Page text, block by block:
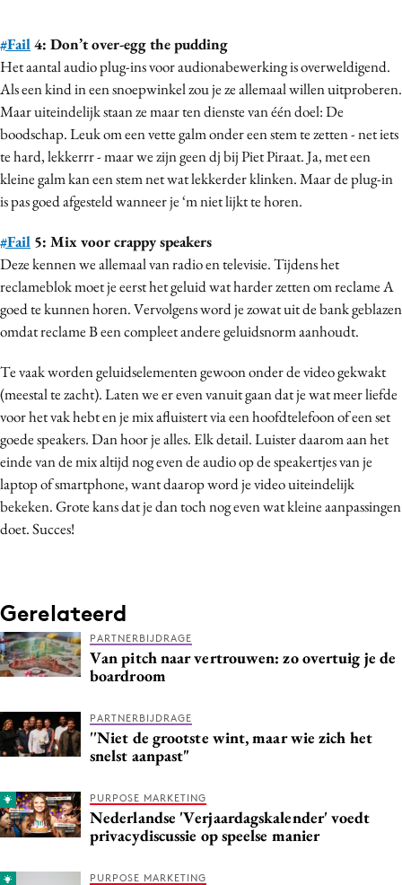
#Fail4: Don’t over-egg the pudding
Het aantal audio plug-ins voor audionabewerking is overweldigend.
Als een kind in een snoepwinkel zou je ze allemaal willen uitproberen.
Maar uiteindelijk staan ze maar ten dienste van één doel: De
boodschap. Leuk om een vette galm onder een stem te zetten - net iets
te hard, lekkerrr - maar we zijn geen dj bij Piet Piraat. Ja, met een
kleine galm kan een stem net wat lekkerder klinken. Maar de plug-in
is pas goed afgesteld wanneer je ‘m niet lijkt te horen.
#Fail 5: Mix voor crappy speakers
Deze kennen we allemaal van radio en televisie. Tijdens het
reclameblok moet je eerst het geluid wat harder zetten om reclame A
goed te kunnen horen. Vervolgens word je zowat uit de bank geblazen
omdat reclame B een compleet andere geluidsnorm aanhoudt.
Te vaak worden geluidselementen gewoon onder de video gekwakt
(meestal te zacht). Laten we er even vanuit gaan dat je wat meer liefde
voor het vak hebt en je mix afluistert via een hoofdtelefoon of een set
goede speakers. Dan hoor je alles. Elk detail. Luister daarom aan het
einde van de mix altijd nog even de audio op de speakertjes van je
laptop of smartphone, want daarop word je video uiteindelijk
bekeken. Grote kans dat je dan toch nog even wat kleine aanpassingen
doet. Succes!
Gerelateerd
PARTNERBIJDRAGE
Van pitch naar vertrouwen: zo overtuig je de
boardroom
PARTNERBIJDRAGE
''Niet de grootste wint, maar wie zich het
snelst aanpast"
PURPOSE MARKETING
Nederlandse 'Verjaardagskalender' voedt
privacydiscussie op speelse manier
PURPOSE MARKETING